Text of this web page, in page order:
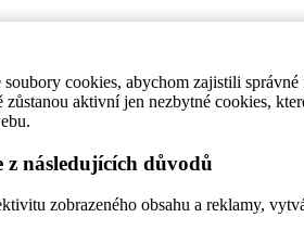
cookies, abychom zajistili
aktivní jen nezbytné cookies,
následujících důvodů
zobrazeného obsahu a reklamy,